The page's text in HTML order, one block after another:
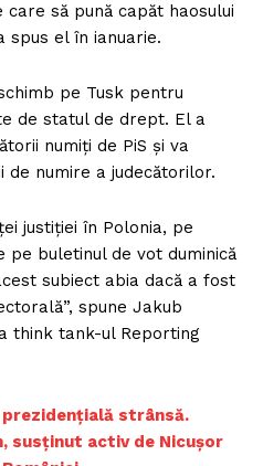
să pună capăt haosului
spus el în ianuarie.
pe Tusk pentru
de statul de drept. El a
numiți de PiS și va
numire a judecătorilor.
justiției în Polonia, pe
pe buletinul de vot duminică
subiect abia dacă a fost
spune Jakub
think tank-ul Reporting
strânsă.
susținut activ de Nicușor